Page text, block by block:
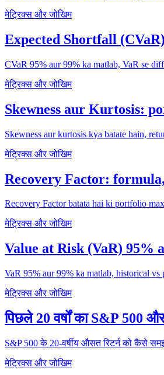
मेट्रिक्स और जोखिम
Expected Shortfall
CVaR 95% aur 99% ka matlab, VaR se
मेट्रिक्स और जोखिम
Skewness aur Kurtosis:
Skewness aur kurtosis kya batate hain,
मेट्रिक्स और जोखिम
Recovery Factor:
Recovery Factor batata hai ki portfolio
मेट्रिक्स और जोखिम
Value at Risk (VaR) 95%
VaR 95% aur 99% ka matlab, historical
मेट्रिक्स और जोखिम
पिछले 20 वर्षों का S&P 500
S&P 500 के 20-वर्षीय औसत रिटर्न को कैसे
मेट्रिक्स और जोखिम